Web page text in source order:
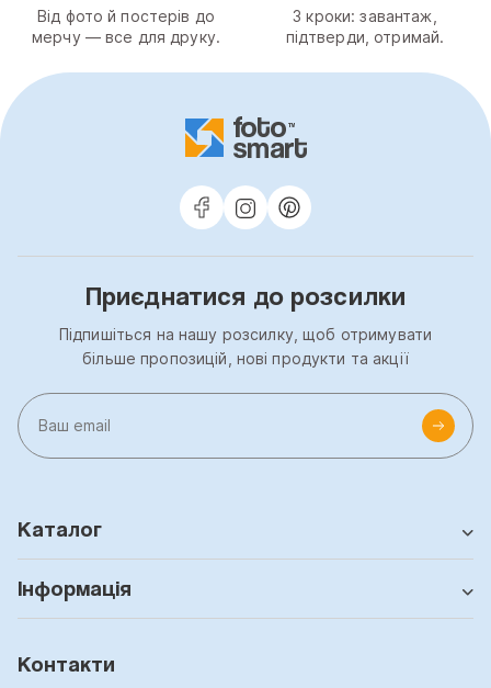
Від фото й постерів до
мерчу — все для друку.
3 кроки: завантаж,
підтверди, отримай.
Приєднатися до розсилки
Підпишіться на нашу розсилку, щоб отримувати
більше пропозицій, нові продукти та акції
Каталог
Інформація
Контакти